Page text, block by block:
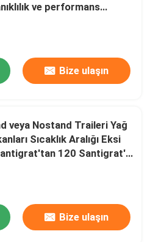
ve performans
Bize ulaşın
veya Nostand Traileri Yağ
Sıcaklık Aralığı Eksi
120 Santigrat'a
Bize ulaşın